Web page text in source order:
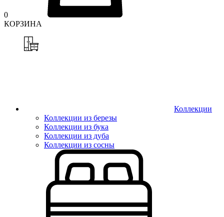
0
КОРЗИНА
Коллекции
Коллекции из березы
Коллекции из бука
Коллекции из дуба
Коллекции из сосны